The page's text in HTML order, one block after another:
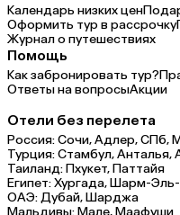
Календарь низких цен
Оформить тур в рассрочку
Журнал о путешествиях
Помощь
Как забронировать тур?
Ответы на вопросыАкции
Отели без перелета
Россия:Сочи,Адлер,СПб,
Турция:Стамбул,Анталья,
Таиланд:Пхукет,Паттайя
Египет:Хургада,Шарм-
ОАЭ:Дубай,Шарджа
Мальдивы:Мале,Маафуши